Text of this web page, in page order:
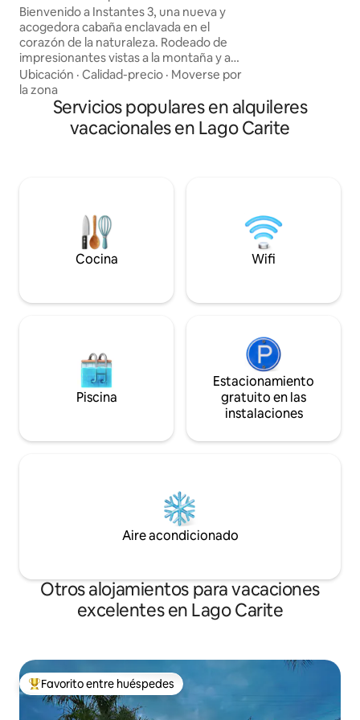
acogedora
Bienvenido a Instantes 3, una nueva y
acogedora cabaña enclavada en el
corazón de la naturaleza. Rodeado de
impresionantes vistas a la montaña y a
menudo envuelto en una niebla mística,
este refugio aislado ofrece la escapada
perfecta del ajetreo y el bullicio de la vida
diaria. Disfruta de total privacidad
mientras te relajas en un ambiente
una escapada rejuvenecedora.
Ubicación · Calidad-precio · Moverse por
la zona
Servicios populares en alquileres
vacacionales en Lago Carite
Cocina Wifi
Piscina
Estacionamiento
gratuito en las
instalaciones
Aire acondicionado
Otros alojamientos para vacaciones
excelentes en Lago Carite
Favorito entre huéspedes preferido
Favorito entre huéspedes